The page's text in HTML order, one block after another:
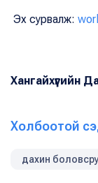
Эх сурвалж:
Хангайхүүгийн
Холбоотой
дахин